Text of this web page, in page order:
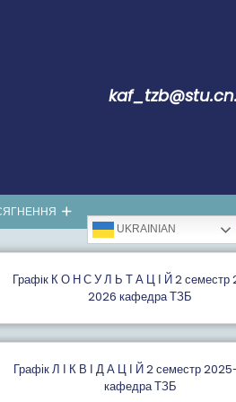
UKRAINIAN
Графiк К О Н С У Л Ь Т А Ц І Й 2 семестр
2026 кафедра ТЗБ
Графік Л І К В І Д А Ц І Й 2 семестр
кафедра ТЗБ